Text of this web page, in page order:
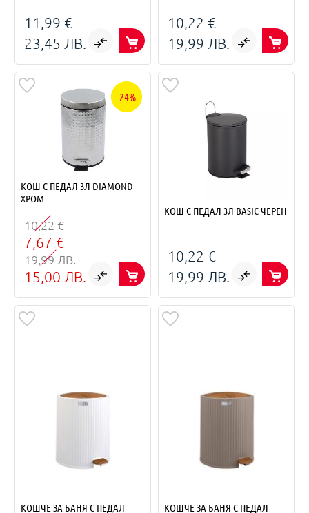
11,99 €
23,45 ЛВ.
10,22 €
19,99 ЛВ.
-24%
КОШ С ПЕДАЛ 3Л DIAMOND
ХРОМ
10,22 €
7,67 €
19,99 ЛВ.
15,00 ЛВ.
КОШ С ПЕДАЛ 3Л BASIC ЧЕРЕН
10,22 €
19,99 ЛВ.
КОШЧЕ ЗА БАНЯ С ПЕДАЛ КОШЧЕ ЗА БАНЯ С ПЕДАЛ